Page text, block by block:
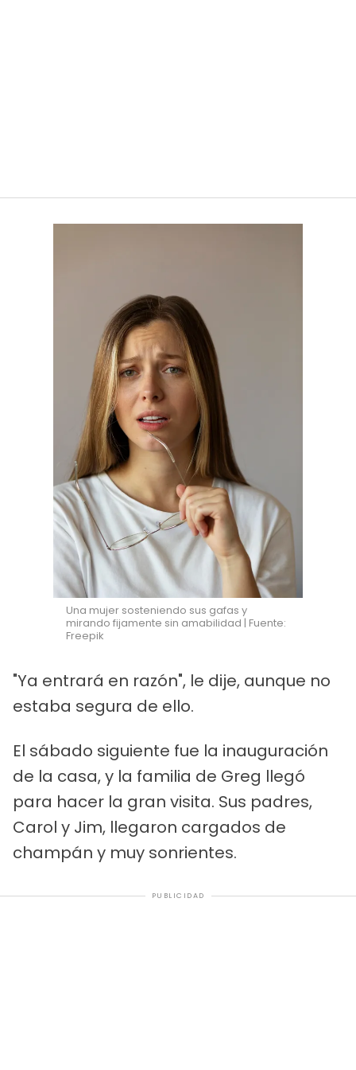
Una mujer sosteniendo sus gafas y
mirando fijamente sin amabilidad | Fuente:
Freepik
"Ya entrará en razón", le dije, aunque no
estaba segura de ello.
El sábado siguiente fue la inauguración
de la casa, y la familia de Greg llegó
para hacer la gran visita. Sus padres,
Carol y Jim, llegaron cargados de
champán y muy sonrientes.
PUBLICIDAD